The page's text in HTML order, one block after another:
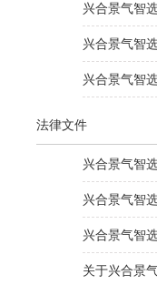
兴合景气智
兴合景气智
兴合景气智
法律文件
兴合景气智
兴合景气智
兴合景气智
关于兴合景